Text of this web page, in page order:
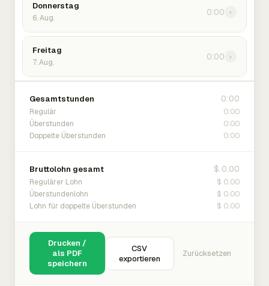
Donnerstag
6. Aug.
0:00 ›
Freitag
7. Aug.
0:00 ›
Gesamtstunden 0:00
Regulär 0:00
Überstunden 0:00
Doppelte Überstunden 0:00
Bruttolohn gesamt $ 0.00
Regulärer Lohn $ 0.00
Überstundenlohn $ 0.00
Lohn für doppelte Überstunden $ 0.00
Drucken /
als PDF
speichern
CSV
exportieren
Zurücksetzen